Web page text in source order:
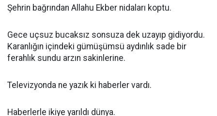
Şehrin bağrından Allahu Ekber nidaları koptu.
Gece uçsuz bucaksız sonsuza dek uzayıp gidiyordu.
Karanlığın içindeki gümüşümsü aydınlık sade bir
ferahlık sundu arzın sakinlerine.
Televizyonda ne yazık ki haberler vardı.
Haberlerle ikiye yarıldı dünya.